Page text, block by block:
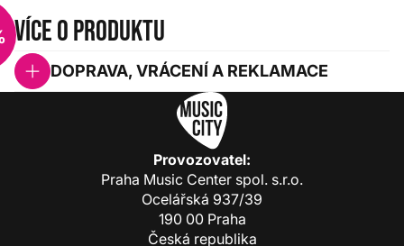
Více o produktu
DOPRAVA, VRÁCENÍ A REKLAMACE
Provozovatel:
Praha Music Center spol. s.r.o.
Ocelářská 937/39
190 00 Praha
Česká republika